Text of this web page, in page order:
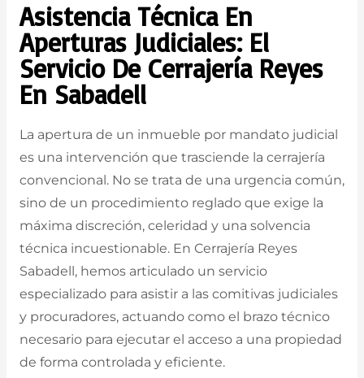
Asistencia Técnica En
Aperturas Judiciales: El
Servicio De Cerrajería Reyes
En Sabadell
La apertura de un inmueble por mandato judicial
es una intervención que trasciende la cerrajería
convencional. No se trata de una urgencia común,
sino de un procedimiento reglado que exige la
máxima discreción, celeridad y una solvencia
técnica incuestionable. En Cerrajería Reyes
Sabadell, hemos articulado un servicio
especializado para asistir a las comitivas judiciales
y procuradores, actuando como el brazo técnico
necesario para ejecutar el acceso a una propiedad
de forma controlada y eficiente.